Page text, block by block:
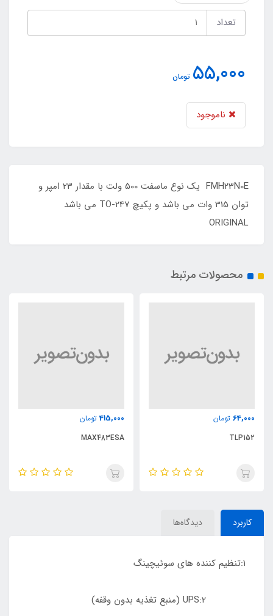
تعداد
55,000 تومان
ناموجود
FMH23N0E یک نوع ماسفت 500 ولت با مقدار 23 امپر و
توان 315 وات می باشد و پکیچ TO-247 می باشد
ORIGINAL
محصولات مرتبط
64,000 تومان
TLP152
415,000 تومان
MAX483ESA
کاربرد دیدگاه‌ها
1:تنظیم کننده های سوئیچینگ
2:UPS (منبع تغذیه بدون وقفه)